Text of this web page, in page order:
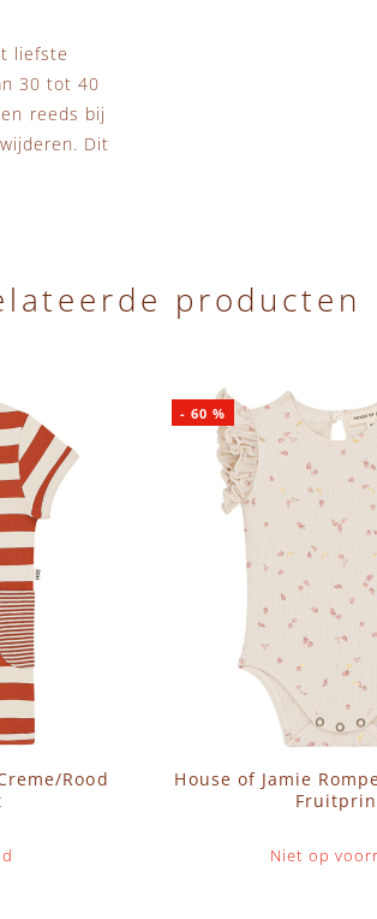
liefste
30 tot 40
reeds bij
Dit
producten
Rood
House of Jamie
Niet op
-60 %